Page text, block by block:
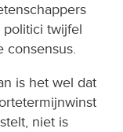
politici twijfel
consensus.
is het wel dat
niet is